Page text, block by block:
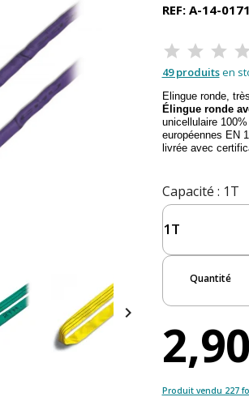

REF: A-14-
49 produitsen
Elingue ronde,
Élingue ronde
unicellulaire
européennes EN
livrée avec
Capacité : 1T
Quantité
Produit vendu 227